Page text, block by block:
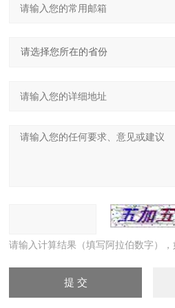
请输入计算结果（填写阿拉伯数字）